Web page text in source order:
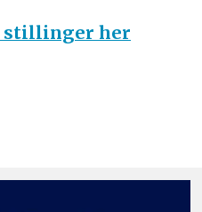
stillinger her